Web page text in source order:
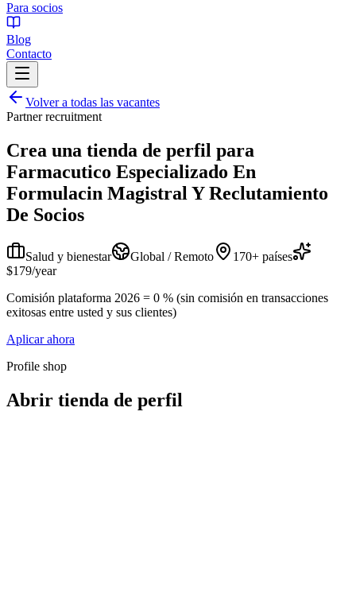
Para socios
Blog
Contacto
Volver a todas las vacantes
Partner recruitment
Crea una tienda de perfil para
Farmacutico Especializado En
Formulacin Magistral Y Reclutamiento
De Socios
Salud y bienestar Global / Remoto
170+ países
$179/year
Comisión plataforma 2026 = 0 % (sin comisión en transacciones
exitosas entre usted y sus clientes)
Aplicar ahora
Profile shop
Abrir tienda de perfil